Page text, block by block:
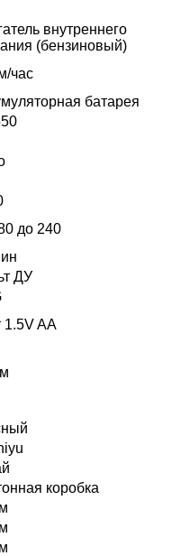
внутреннего
(бензиновый)
час
батарея
до 240
ДУ
1.5V AA
коробка